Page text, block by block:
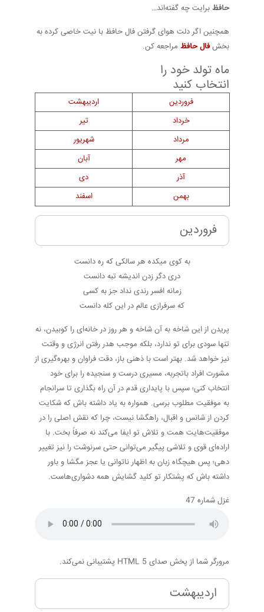
حافظ برایت چه گفته‌اند…
همچنین اگر دلت هوای گرفتن فال حافظ با نیت خاصی کرده به
بخشفال حافظ مراجعه کن.
ماه تولد خود را
انتخاب کنید
فروردین
اردیبهشت
خرداد
تیر
مرداد
شهریور
مهر
آبان
آذر
دی
بهمن
اسفند
فروردین
به کوی میکده هر سالکی که ره دانست
دری دگر زدن اندیشه تبه دانست
زمانه افسر رندی نداد جز به کسی
که سرفرازی عالم در این کله دانست
پریدن از این شاخه به آن شاخه و هر روز در خانه‌ای را کوبیدن، نه
تنها سودی برای تو ندارد، بلکه موجب هدر رفتن انرژی و وقتت
نیز خواهد شد. بهتر است با ذهنی باز، دقت فراوان و بهره‌گیری از
مشورت افراد باتجربه، مسیری درست و سنجیده را برای خود
انتخاب کنی؛ سپس با پایداری قدم در آن راه بگذاری تا سرانجام
به موفقیت مطلوب برسی. همواره به یاد داشته باش که شکایت
کردن از شانس و اقبال، راهگشا نیست، چرا که نقش اصلی را در
موفقیت‌هایت همت و تلاش تو ایفا می‌کند نه صرفاً بخت. با
اراده‌ای قوی و تلاشی پیگیر می‌توانی حتی سرنوشت را نیز تغییر
دهی؛ پس هیچگاه زبان به اظهار ناتوانی یا عجز مگشا و باور
داشته باش که پشتکار تو کلید گشایش همه دشواری‌هاست.
غزل شماره 47
مرورگر شما از پخش صدای HTML 5 پشتیبانی نمی‌کند.
اردیبهشت